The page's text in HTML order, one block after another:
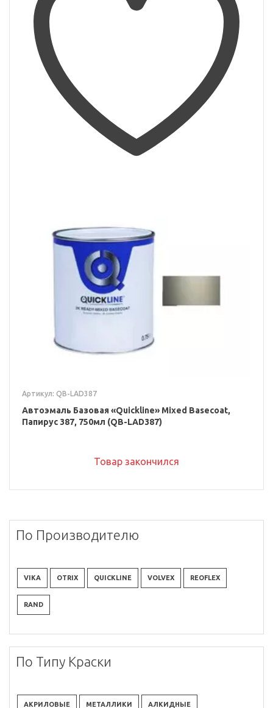
Артикул: QB-LAD387
Автоэмаль Базовая «Quickline» Mixed Basecoat,
Папирус 387, 750мл (QB-LAD387)
Товар закончился
По Производителю
VIKA OTRIX QUICKLINE VOLVEX REOFLEX
RAND
По Типу Краски
АКРИЛОВЫЕ МЕТАЛЛИКИ АЛКИДНЫЕ